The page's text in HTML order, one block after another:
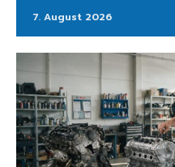
7. August 2026